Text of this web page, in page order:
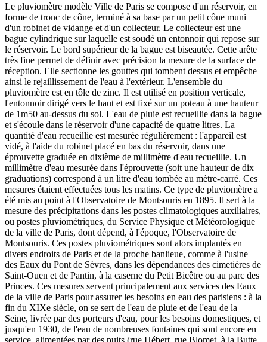
Le pluviomètre modèle Ville de Paris se compose d'un réservoir, en
forme de tronc de cône, terminé à sa base par un petit cône muni
d'un robinet de vidange et d'un collecteur. Le collecteur est une
bague cylindrique sur laquelle est soudé un entonnoir qui repose sur
le réservoir. Le bord supérieur de la bague est biseautée. Cette arête
très fine permet de définir avec précision la mesure de la surface de
réception. Elle sectionne les gouttes qui tombent dessus et empêche
ainsi le rejaillissement de l'eau à l'extérieur. L'ensemble du
pluviomètre est en tôle de zinc. Il est utilisé en position verticale,
l'entonnoir dirigé vers le haut et est fixé sur un poteau à une hauteur
de 1m50 au-dessus du sol. L'eau de pluie est recueillie dans la bague
et s'écoule dans le réservoir d'une capacité de quatre litres. La
quantité d'eau recueillie est mesurée régulièrement : l'appareil est
vidé, à l'aide du robinet placé en bas du réservoir, dans une
éprouvette graduée en dixième de millimètre d'eau recueillie. Un
millimètre d'eau mesurée dans l'éprouvette (soit une hauteur de dix
graduations) correspond à un litre d'eau tombée au mètre-carré. Ces
mesures étaient effectuées tous les matins. Ce type de pluviomètre a
été mis au point à l'Observatoire de Montsouris en 1895. Il sert à la
mesure des précipitations dans les postes climatologiques auxiliaires,
ou postes pluviométriques, du Service Physique et Météorologique
de la ville de Paris, dont dépend, à l'époque, l'Observatoire de
Montsouris. Ces postes pluviométriques sont alors implantés en
divers endroits de Paris et de la proche banlieue, comme à l'usine
des Eaux du Pont de Sèvres, dans les dépendances des cimetières de
Saint-Ouen et de Pantin, à la caserne du Petit Bicêtre ou au parc des
Princes. Ces mesures servent principalement aux services des Eaux
de la ville de Paris pour assurer les besoins en eau des parisiens : à la
fin du XIXe siècle, on se sert de l'eau de pluie et de l'eau de la
Seine, livrée par des porteurs d'eau, pour les besoins domestiques, et
jusqu'en 1930, de l'eau de nombreuses fontaines qui sont encore en
service, alimentées par des puits (rue Hébert, rue Blomet, à la Butte